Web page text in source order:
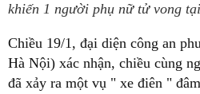
khiến 1 người phụ nữ tử vong
Chiều 19/1, đại diện công an
Hà Nội) xác nhận, chiều cùng
đã xảy ra một vụ " xe điên "